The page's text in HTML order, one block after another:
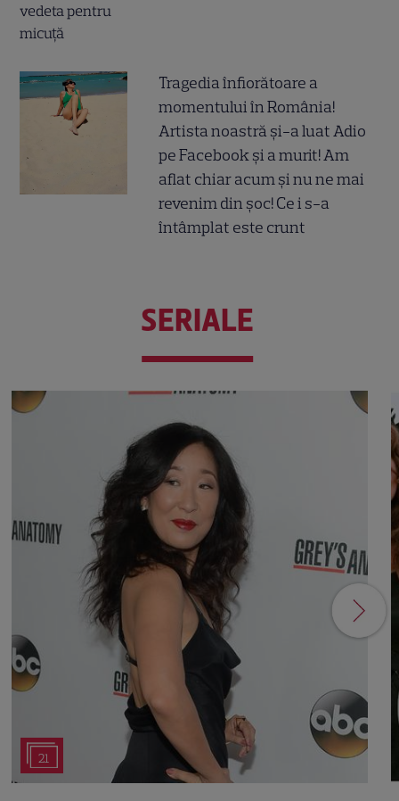
Tragedia înfiorătoare a
momentului în România!
Artista noastră și-a luat Adio
pe Facebook și a murit! Am
aflat chiar acum și nu ne mai
revenim din șoc! Ce i s-a
întâmplat este crunt
SERIALE
21